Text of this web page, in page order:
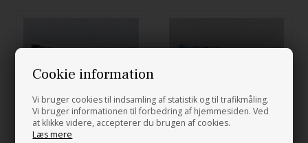
Cookie information
Vi bruger cookies til indsamling af statistik og til trafikmåling.
Vi bruger informationen til forbedring af hjemmesiden. Ved
at klikke videre, accepterer du brugen af cookies.
Læs mere